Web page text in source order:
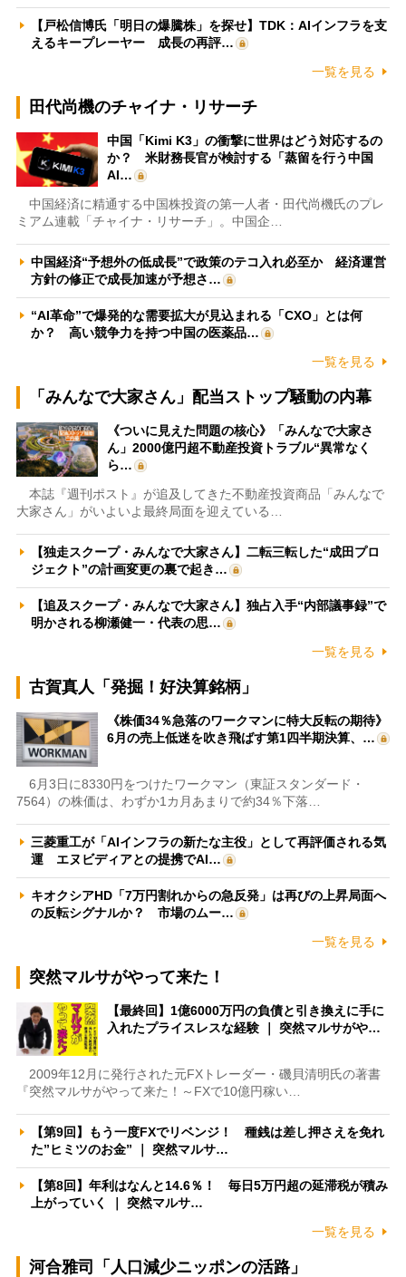
【戸松信博氏「明日の爆騰株」を探せ】TDK：AIインフラを支
えるキープレーヤー 成長の再評…
一覧を見る
田代尚機のチャイナ・リサーチ
中国「Kimi K3」の衝撃に世界はどう対応するの
か？ 米財務長官が検討する「蒸留を行う中国
AI…
中国経済に精通する中国株投資の第一人者・田代尚機氏のプレ
ミアム連載「チャイナ・リサーチ」。中国企…
中国経済“予想外の低成長”で政策のテコ入れ必至か 経済運営
方針の修正で成長加速が予想さ…
“AI革命”で爆発的な需要拡大が見込まれる「CXO」とは何
か？ 高い競争力を持つ中国の医薬品…
一覧を見る
「みんなで大家さん」配当ストップ騒動の内幕
《ついに見えた問題の核心》「みんなで大家さ
ん」2000億円超不動産投資トラブル“異常なく
ら…
本誌『週刊ポスト』が追及してきた不動産投資商品「みんなで
大家さん」がいよいよ最終局面を迎えている…
【独走スクープ・みんなで大家さん】二転三転した“成田プロ
ジェクト”の計画変更の裏で起き…
【追及スクープ・みんなで大家さん】独占入手“内部議事録”で
明かされる柳瀬健一・代表の思…
一覧を見る
古賀真人「発掘！好決算銘柄」
《株価34％急落のワークマンに特大反転の期待》
6月の売上低迷を吹き飛ばす第1四半期決算、…
6月3日に8330円をつけたワークマン（東証スタンダード・
7564）の株価は、わずか1カ月あまりで約34％下落…
三菱重工が「AIインフラの新たな主役」として再評価される気
運 エヌビディアとの提携でAI…
キオクシアHD「7万円割れからの急反発」は再びの上昇局面へ
の反転シグナルか？ 市場のムー…
一覧を見る
突然マルサがやって来た！
【最終回】1億6000万円の負債と引き換えに手に
入れたプライスレスな経験 ｜ 突然マルサがや…
2009年12月に発行された元FXトレーダー・磯貝清明氏の著書
『突然マルサがやって来た！～FXで10億円稼い…
【第9回】もう一度FXでリベンジ！ 種銭は差し押さえを免れ
た”ヒミツのお金” ｜ 突然マルサ…
【第8回】年利はなんと14.6％！ 毎日5万円超の延滞税が積み
上がっていく ｜ 突然マルサ…
一覧を見る
河合雅司「人口減少ニッポンの活路」